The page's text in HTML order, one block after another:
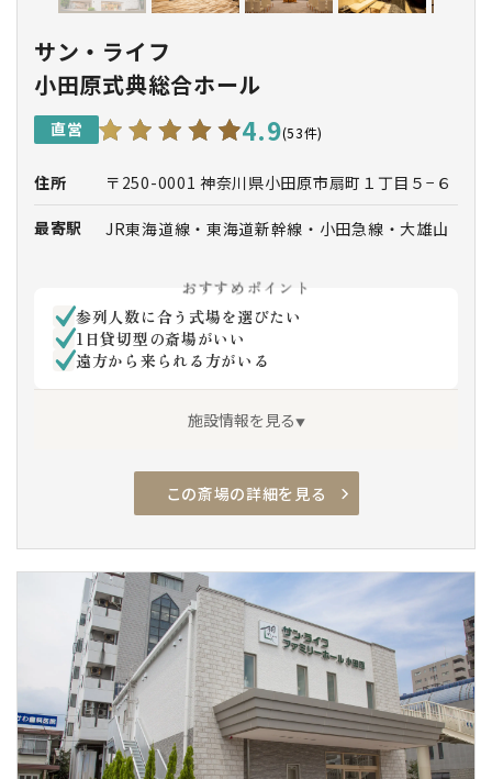
サン・ライフ
小田原式典総合ホール
直営 4.9(53件)
住所 〒250-0001 神奈川県小田原市扇町１丁目５−６
最寄駅
JR東海道線・東海道新幹線・小田急線・大雄山
大雄山線「緑町駅」より徒歩約3分
「小田原駅」東口 伊豆箱根バス2番線乗場より
「小田原フラワーガーデン方面」行き乗車「公
園前」下車徒歩約2分
「小田原駅」西口よりタクシー約5分
おすすめポイント
参列人数に合う式場を選びたい
1日貸切型の斎場がいい
遠方から来られる方がいる
施設情報を見る
駐車場有 安置室
家族葬専用
エレベーター 通夜対応 宿泊 親族控室
バリアフリー
この斎場の詳細を見る